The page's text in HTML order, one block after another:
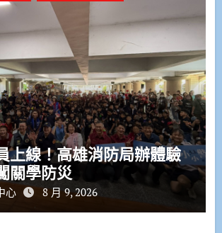
上線！高雄消防局辦體驗
學防災
心 8 月 9, 2026